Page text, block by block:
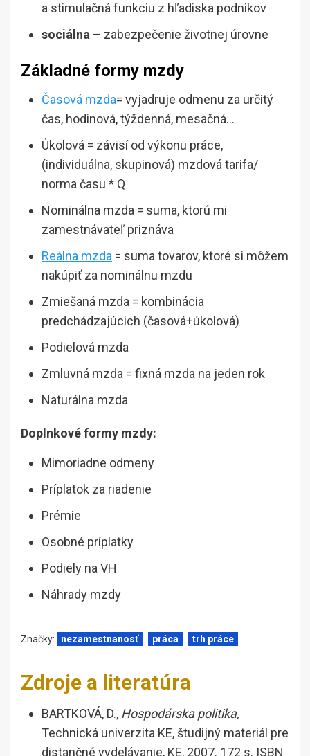
a stimulačná funkciu z hľadiska podnikov
sociálna – zabezpečenie životnej úrovne
Základné formy mzdy
Časová mzda= vyjadruje odmenu za určitý
čas, hodinová, týždenná, mesačná…
Úkolová = závisí od výkonu práce,
(individuálna, skupinová) mzdová tarifa/
norma času * Q
Nominálna mzda = suma, ktorú mi
zamestnávateľ priznáva
Reálna mzda = suma tovarov, ktoré si môžem
nakúpiť za nominálnu mzdu
Zmiešaná mzda = kombinácia
predchádzajúcich (časová+úkolová)
Podielová mzda
Zmluvná mzda = fixná mzda na jeden rok
Naturálna mzda
Doplnkové formy mzdy:
Mimoriadne odmeny
Príplatok za riadenie
Prémie
Osobné príplatky
Podiely na VH
Náhrady mzdy
Značky: nezamestnanosť práca trh práce
Zdroje a literatúra
BARTKOVÁ, D., Hospodárska politika,
Technická univerzita KE, študijný materiál pre
distančné vydelávanie, KE, 2007. 172 s. ISBN